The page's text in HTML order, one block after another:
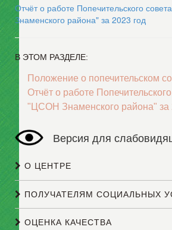
Отчёт о работе Попечительского
Знаменского района" за 2023 год
В ЭТОМ РАЗДЕЛЕ:
Положение о попечительском
Отчёт о работе
"ЦСОН Знаменского района" за
Версия для
О ЦЕНТРЕ
ПОЛУЧАТЕЛЯМ СОЦИАЛЬНЫХ
ОЦЕНКА КАЧЕСТВА